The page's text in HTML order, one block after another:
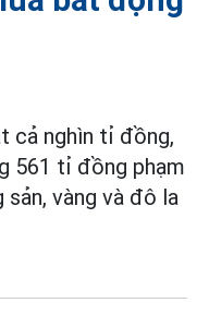
cả nghìn tỉ đồng,
561 tỉ đồng phạm
vàng và đô la